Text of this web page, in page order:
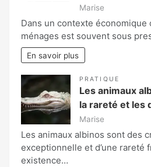
Marise
Dans un contexte économique
ménages est souvent sous
En savoir plus
PRATIQUE
Les animaux
la rareté et les
Marise
Les animaux albinos sont des
exceptionnelle et d’une rareté
existence…